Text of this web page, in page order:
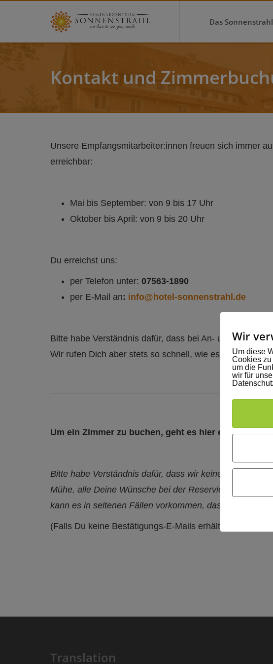
Das Sonnenstrahl
Kontakt und
Unsere Empfangsmitarbeiter:innen freuen sich immer
erreichbar:
Mai bis September: von 9 bis 17 Uhr
Oktober bis April: von 9 bis 20 Uhr
Du erreichst uns:
per Telefon unter: 07563-1890
per E-Mail an: info@hotel-sonnenstrahl.de
Bitte habe Verständnis dafür, dass bei An- und
Wir rufen Dich aber stets so schnell, wie es uns möglich
Um ein Zimmer zu buchen, geht es hier entlang:
Bitte habe Verständnis dafür, dass wir keine
Mühe, alle Deine Wünsche bei der Reservierung zu
kann es in seltenen Fällen vorkommen, dass wir
(Falls Du keine Bestätigungs-E-Mails erhältst, prüfe bitte
Translation
Wir
Um diese
Cookies
um die
wir für